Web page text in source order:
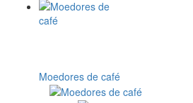
Moedores de café